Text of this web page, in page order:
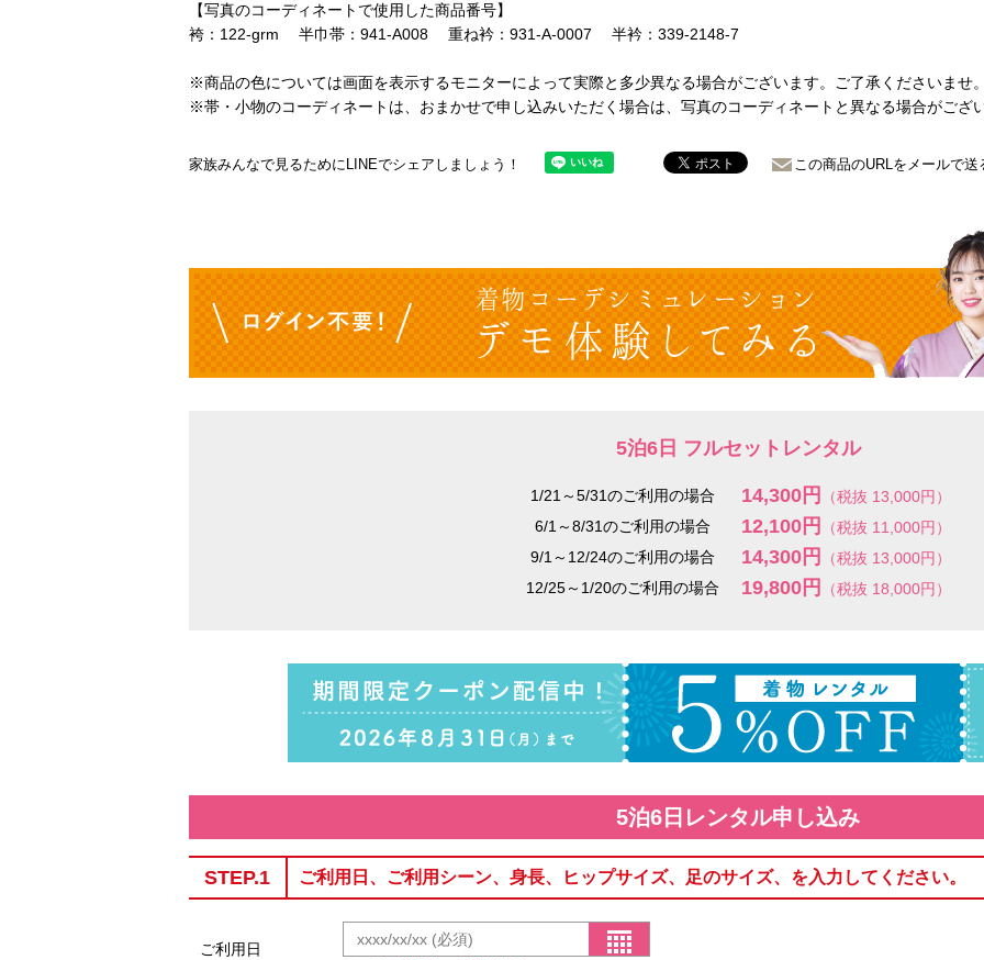
【写真のコーディネートで使用した商品番号】
袴：122-grm 半巾帯：941-A008 重ね衿：931-A-0007 半衿：339-2148-7
※商品の色については画面を表示するモニターによって実際と多少異なる場合がございます。ご了承くださいませ
※帯・小物のコーディネートは、おまかせで申し込みいただく場合は、写真のコーディネートと異なる場合がござ
家族みんなで見るためにLINEでシェアしましょう！ この商品のURLをメールで送
5泊6日 フルセットレンタル
1/21～5/31のご利用の場合 14,300円
（税抜 13,000円）
6/1～8/31のご利用の場合
12,100円
（税抜 11,000円）
9/1～12/24のご利用の場合
14,300円
（税抜 13,000円）
12/25～1/20のご利用の場合
19,800円 （税抜 18,000円）
5泊6日レンタル申し込み
STEP.1 ご利用日、ご利用シーン、身長、ヒップサイズ、足のサイズ、を入力してください。
ご利用日